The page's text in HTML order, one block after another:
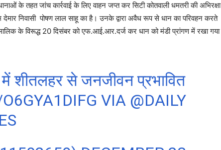
के तहत जांच कार्रवाई के लिए वाहन जप्त कर सिटी कोतवाली धमतरी की अभिरक्षा
देमार निवासी पोषण लाल साहू का है। उनके द्वारा अवैध रूप से धान का परिवहन करते
के विरूद्ध 20 दिसंबर को एफ.आई.आर.दर्ज कर धान को मंडी प्रांगण में रखा गया
शीतलहर से जनजीवन प्रभावित
VIA @DAILY